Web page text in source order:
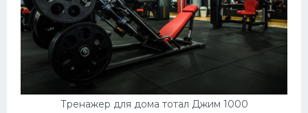
Тренажер для дома тотал Джим 1000